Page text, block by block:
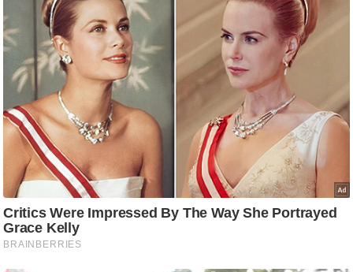
N
w
s
ला
इ
फ
स्टा
इ
ल
टे